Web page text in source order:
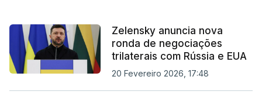
Zelensky anuncia nova
ronda de negociações
trilaterais com Rússia e EUA
20 Fevereiro 2026, 17:48